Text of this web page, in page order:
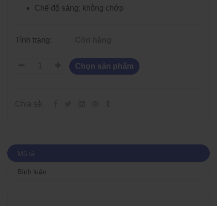
Chế độ sáng: không chớp
Tình trạng:
Chọn sản phẩm
Mô tả
Bình luận